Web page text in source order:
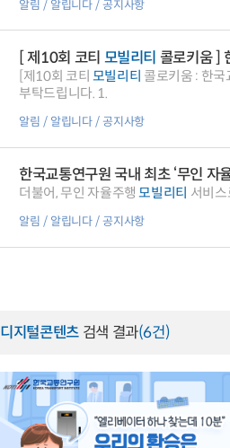
알림 알립니다 공지사항
[ 제10회 코티 모빌리티 콜로키움 ]
[제10회 코티 모빌리티
부탁드립니다. 1.
알림 알립니다 공지사항
한국교통연구원 국내 최초 ‘무인 자
더불어, 무인 자율주행모빌리티 서비
알림 알립니다 공지사항
디지털콘텐츠검색 결과(6건)